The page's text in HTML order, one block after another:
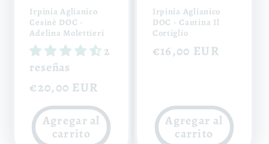
Irpinia Aglianico
Cesinè DOC -
Adelina Molettieri
2
reseñas
Precio
habitual
€20,00 EUR
Agregar al
carrito
Irpinia Aglianico
DOC - Cantina Il
Cortiglio
Precio
€16,00 EUR
Agregar al
carrito